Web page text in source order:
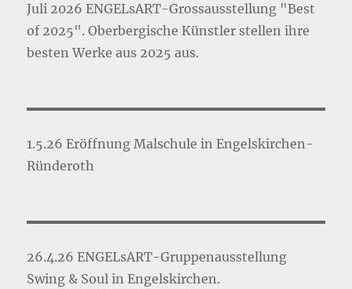
Juli 2026 ENGELsART-Grossausstellung "Best
of 2025". Oberbergische Künstler stellen ihre
besten Werke aus 2025 aus.
1.5.26 Eröffnung Malschule in Engelskirchen-
Ründeroth
26.4.26 ENGELsART-Gruppenausstellung
Swing & Soul in Engelskirchen.